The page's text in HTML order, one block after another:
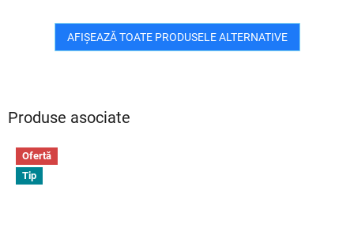
Produse asociate
Ofertă
Tip
AFIŞEAZĂ TOATE PRODUSELE ALTERNATIVE